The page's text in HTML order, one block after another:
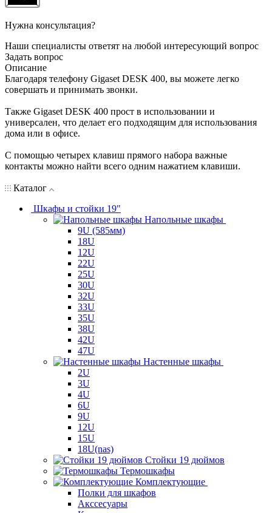
Нужна консультация?
Наши специалисты ответят на любой интересующий вопрос
Задать вопрос
Описание
Благодаря телефону Gigaset DESK 400, вы можете легко
совершать и принимать звонки.
Также Gigaset DESK 400 прост в использовании и
универсален, что делает его подходящим для использования
дома или в офисе.
С помощью четырех клавиш прямого набора важные
контакты можно найти всего одним нажатием клавиши.
Каталог
Шкафы и стойки 19"
Напольные шкафы
9U (585мм)
18U
12U
22U
25U
30U
32U
33U
35U
38U
42U
47U
Настенные шкафы
2U
3U
4U
6U
9U
12U
15U
18U(nas)
Стойки 19 дюймов
Термошкафы
Комплектующие
Полки для шкафов
Акссесуары